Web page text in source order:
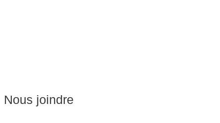
Nous joindre